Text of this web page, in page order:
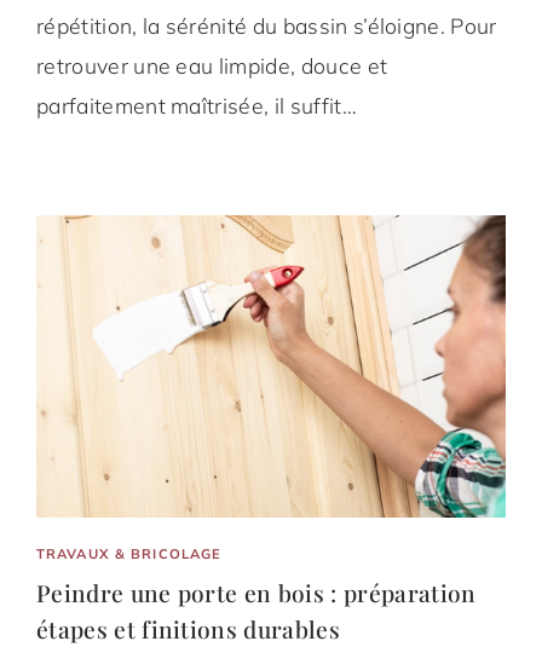
répétition, la sérénité du bassin s’éloigne. Pour
retrouver une eau limpide, douce et
parfaitement maîtrisée, il suffit…
TRAVAUX & BRICOLAGE
Peindre une porte en bois : préparation
étapes et finitions durables